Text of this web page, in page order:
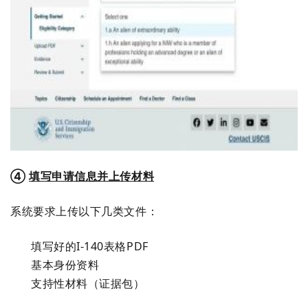
④填写申请信息并上传材料
系统要求上传以下几类文件：
填写好的I-140表格PDF
基本身份资料
支持性材料（证据包）